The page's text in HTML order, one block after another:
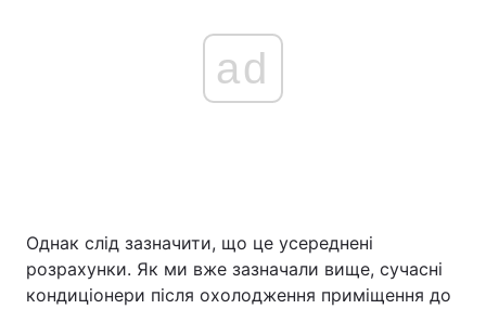
ad
Однак слід зазначити, що це усереднені
розрахунки. Як ми вже зазначали вище, сучасні
кондиціонери після охолодження приміщення до